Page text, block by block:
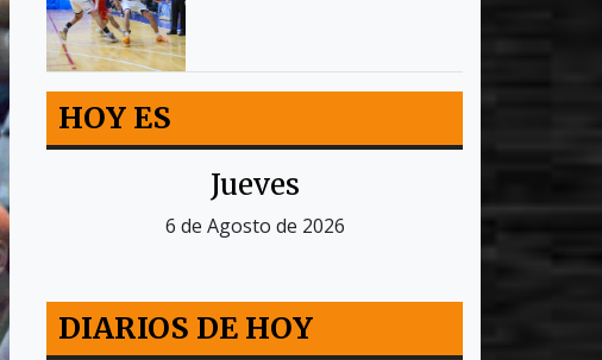
HOY ES
Jueves
6 de Agosto de 2026
DIARIOS DE HOY